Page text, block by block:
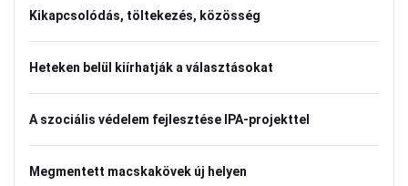
Kikapcsolódás, töltekezés, közösség
Heteken belül kiírhatják a választásokat
A szociális védelem fejlesztése IPA-projekttel
Megmentett macskakövek új helyen